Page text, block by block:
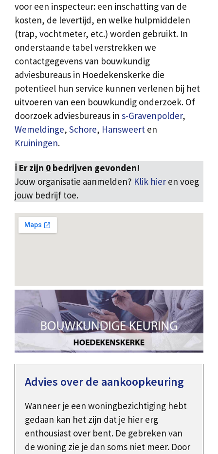
voor een inspecteur: een inschatting van de
kosten, de levertijd, en welke hulpmiddelen
(trap, vochtmeter, etc.) worden gebruikt. In
onderstaande tabel verstrekken we
contactgegevens van bouwkundig
adviesbureaus in Hoedekenskerke die
potentieel hun service kunnen verlenen bij het
uitvoeren van een bouwkundig onderzoek. Of
doorzoek adviesbureaus in s-Gravenpolder,
Wemeldinge, Schore, Hansweert en
Kruiningen.
ℹ️ Er zijn 0 bedrijven gevonden!
Jouw organisatie aanmelden? Klik hier en voeg
jouw bedrijf toe.
Advies over de aankoopkeuring
Wanneer je een woningbezichtiging hebt
gedaan kan het zijn dat je hier erg
enthousiast over bent. De gebreken van
de woning zie je dan soms niet meer. Door